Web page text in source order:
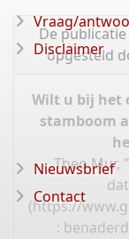
De publicatie
opgesteld
Wilt u bij het
stamboom
Theo Mur,
(https://
:
Vraag/
Disclaimer
Nieuwsbrief
Contact